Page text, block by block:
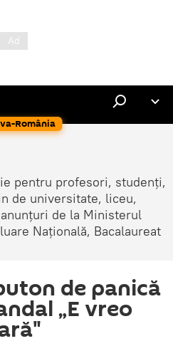
România
pentru profesori, studenți,
de universitate, liceu,
de la Ministerul
Națională, Bacalaureat
de panică
„E vreo